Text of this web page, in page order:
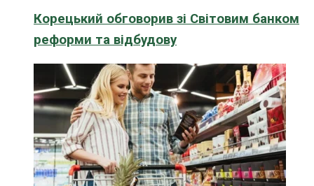
Корецький обговорив зі Світовим банком
реформи та відбудову